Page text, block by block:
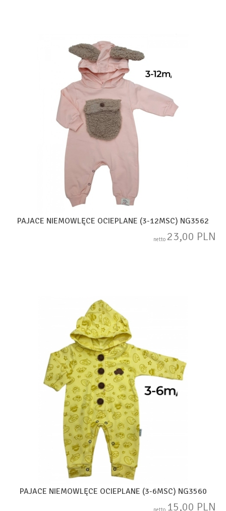
PAJACE NIEMOWLĘCE OCIEPLANE (3-12MSC) NG3562
netto 23,00 PLN
PAJACE NIEMOWLĘCE OCIEPLANE (3-6MSC) NG3560
15,00 PLN